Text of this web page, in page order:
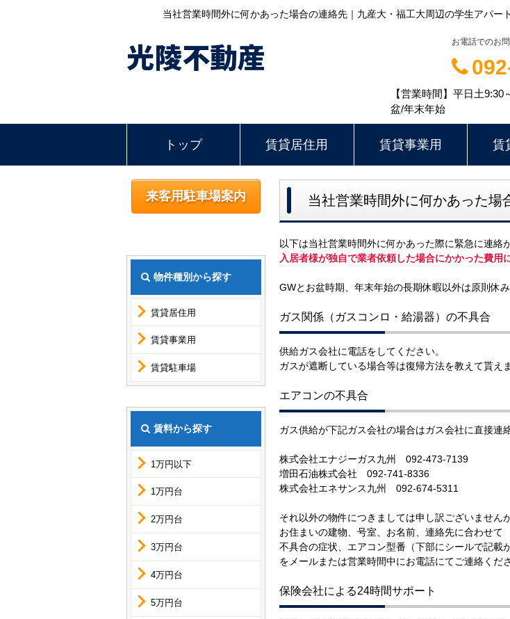
当社営業時間外に何かあった場合の連絡先｜九産大・福工大周辺の学生アパ
光陵不動産 お電話でのお
【営業時間】平日土
盆/年末年始
トップ 賃貸居住用 賃貸事業用 賃
来客用駐車場案内
物件種別から探す
賃貸居住用
賃貸事業用
賃貸駐車場
賃料から探す
1万円以下
1万円台
2万円台
3万円台
4万円台
5万円台
当社営業時間外に何かあった場
以下は当社営業時間外に何かあった際に緊急に連絡
入居者様が独自で業者依頼した場合にかかった費用
GWとお盆時期、年末年始の長期休暇以外は原則休
ガス関係（ガスコンロ・給湯器）の不具合
供給ガス会社に電話をしてください。
ガスが遮断している場合等は復帰方法を教えて貰え
エアコンの不具合
ガス供給が下記ガス会社の場合はガス会社に直接連
株式会社エナジーガス九州 092-473-7139
増田石油株式会社 092-741-8336
株式会社エネサンス九州 092-674-5311
それ以外の物件につきましては申し訳ございません
お住まいの建物、号室、お名前、連絡先に合わせて
不具合の症状、エアコン型番（下部にシールで記載
をメールまたは営業時間中にお電話にてご連絡くだ
保険会社による24時間サポート